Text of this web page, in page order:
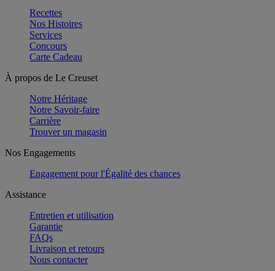
Recettes
Nos Histoires
Services
Concours
Carte Cadeau
À propos de Le Creuset
Notre Héritage
Notre Savoir-faire
Carrière
Trouver un magasin
Nos Engagements
Engagement pour l'Égalité des chances
Assistance
Entretien et utilisation
Garantie
FAQs
Livraison et retours
Nous contacter